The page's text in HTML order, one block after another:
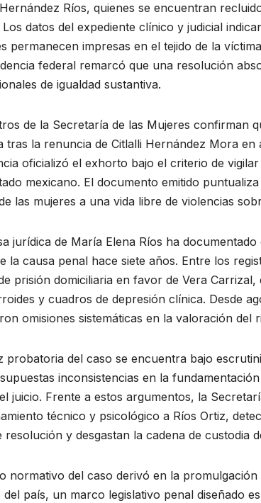
Ríos, quienes se encuentran
datos del expediente clínico y judicial
permanecen impresas en el tejido de la
federal remarcó que una resolución
de igualdad sustantiva.
de la Secretaría de las Mujeres confirman
tras la renuncia de Citlalli Hernández Mora
oficializó el exhorto bajo el criterio de
mexicano. El documento emitido
las mujeres a una vida libre de violencias
jurídica de María Elena Ríos ha
la causa penal hace siete años. Entre los
prisión domiciliaria en favor de Vera
y cuadros de depresión clínica. Desde
omisiones sistemáticas en la valoración del
probatoria del caso se encuentra bajo
inconsistencias en la
juicio. Frente a estos argumentos, la
técnico y psicológico a Ríos Ortiz,
resolución y desgastan la cadena de custodia
normativo del caso derivó en la
del país, un marco legislativo penal diseñado